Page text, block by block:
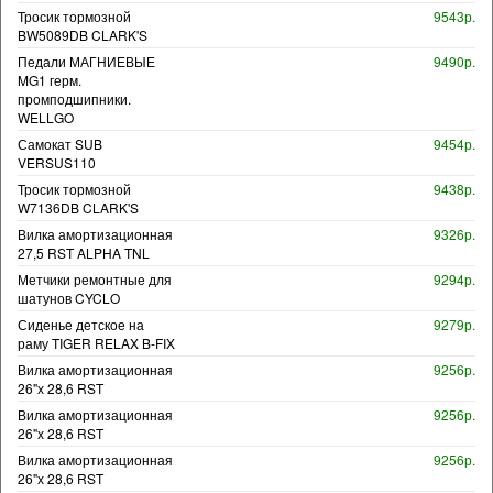
Тросик тормозной
BW5089DB CLARK'S
9543р.
Педали МАГНИЕВЫЕ
MG1 герм.
промподшипники.
WELLGO
9490р.
Самокат SUB
VERSUS110
9454р.
Тросик тормозной
W7136DB CLARK'S
9438р.
Вилка амортизационная
27,5 RST ALPHA TNL
9326р.
Метчики ремонтные для
шатунов CYCLO
9294р.
Сиденье детское на
раму TIGER RELAX B-FIX
9279р.
Вилка амортизационная
26"х 28,6 RST
9256р.
Вилка амортизационная
26"х 28,6 RST
9256р.
Вилка амортизационная
26"х 28,6 RST
9256р.